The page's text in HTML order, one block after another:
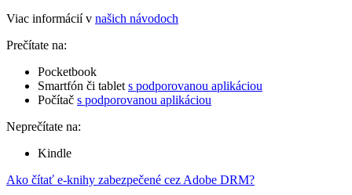
Viac informácií v našich návodoch
Prečítate na:
Pocketbook
Smartfón či tablet s podporovanou aplikáciou
Počítač s podporovanou aplikáciou
Neprečítate na:
Kindle
Ako čítať e-knihy zabezpečené cez Adobe DRM?